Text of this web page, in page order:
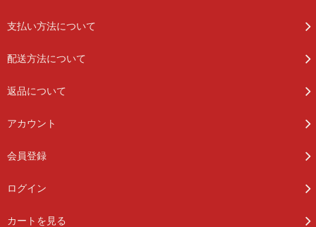
支払い方法について
配送方法について
返品について
アカウント
会員登録
ログイン
カートを見る